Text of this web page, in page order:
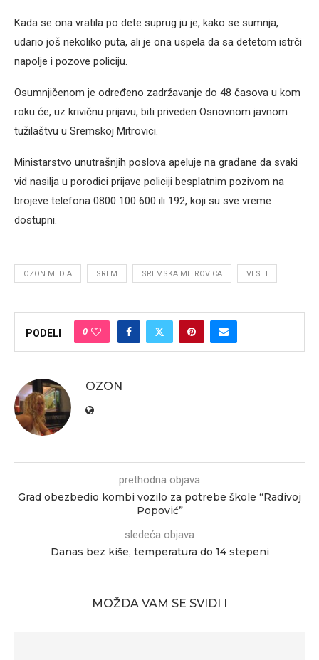
Kada se ona vratila po dete suprug ju je, kako se sumnja,
udario još nekoliko puta, ali je ona uspela da sa detetom istrči
napolje i pozove policiju.
Osumnjičenom je određeno zadržavanje do 48 časova u kom
roku će, uz krivičnu prijavu, biti priveden Osnovnom javnom
tužilaštvu u Sremskoj Mitrovici.
Ministarstvo unutrašnjih poslova apeluje na građane da svaki
vid nasilja u porodici prijave policiji besplatnim pozivom na
brojeve telefona 0800 100 600 ili 192, koji su sve vreme
dostupni.
OZON MEDIA SREM SREMSKA MITROVICA VESTI
PODELI 0
OZON
prethodna objava
Grad obezbedio kombi vozilo za potrebe škole “Radivoj
Popović”
sledeća objava
Danas bez kiše, temperatura do 14 stepeni
MOŽDA VAM SE SVIDI I